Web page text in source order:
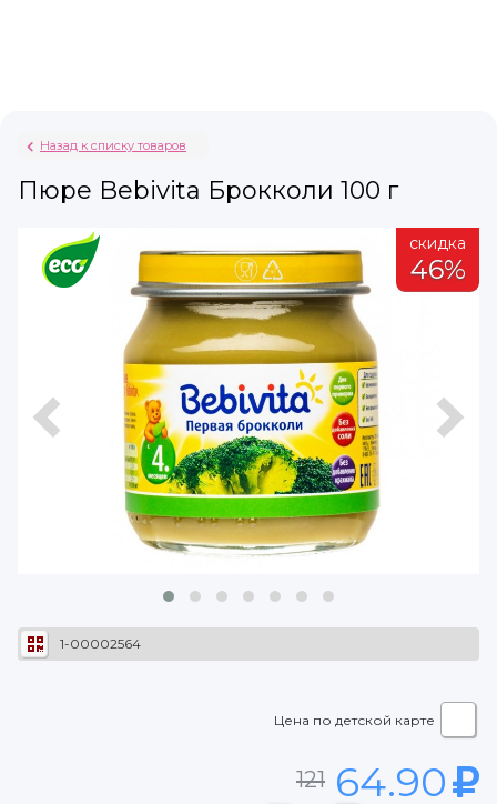
Назад к списку товаров
Пюре Bebivita Брокколи 100 г
скидка
46%
1-00002564
Цена по детской карте
121 64.90